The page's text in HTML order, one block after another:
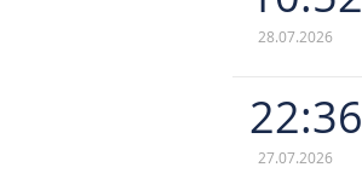
28.07.2026
22:36
27.07.2026